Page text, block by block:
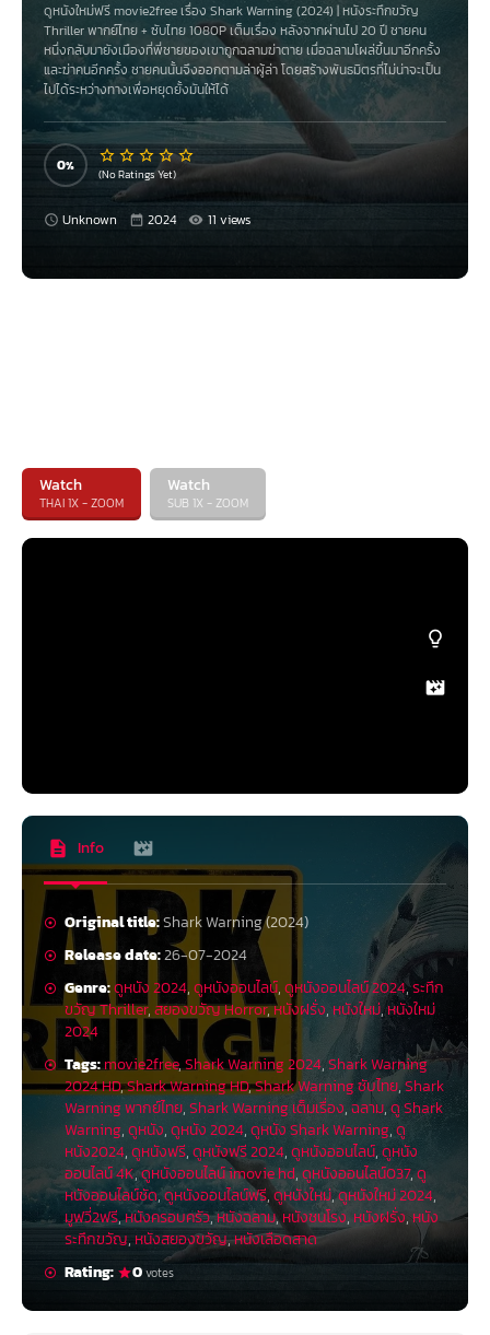
ดูหนังใหม่ฟรี movie2free เรื่อง Shark Warning (2024) |หนังระทึกขวัญ
Thrillerพากย์ไทย+ ซับไทย1080P เต็มเรื่อง หลังจากผ่านไป 20 ปี ชายคน
หนึ่งกลับมายังเมืองที่พี่ชายของเขาถูกฉลามฆ่าตายเมื่อฉลามโผล่ขึ้นมาอีกครั้ง
และฆ่าคนอีกครั้ง ชายคนนั้นจึงออกตามล่าผู้ล่า โดยสร้างพันธมิตรที่ไม่น่าจะเป็น
ไปได้ระหว่างทางเพื่อหยุดยั้งมันให้ได้
0 (No Ratings Yet)
Unknown 2024 11 views
Watch
THAI 1X - ZOOM
Watch
SUB 1X - ZOOM
Info
Original title:Shark Warning (2024)
Release date:26-07-2024
Genre:ดูหนัง 2024,ดูหนังออนไลน์,ดูหนังออนไลน์ 2024,ระทึก
ขวัญ Thriller,สยองขวัญ Horror,หนังฝรั่ง, หนังใหม่,หนังใหม่
2024
Tags:movie2free,Shark Warning 2024,Shark Warning
2024 HD,Shark Warning HD,Shark Warning ซับไทย,Shark
Warning พากย์ไทย,Shark Warning เต็มเรื่อง,ฉลาม,ดู Shark
Warning,ดูหนัง,ดูหนัง 2024,ดูหนัง Shark Warning,ดู
หนัง2024,ดูหนังฟรี,ดูหนังฟรี 2024,ดูหนังออนไลน์,ดูหนัง
ออนไลน์ 4K,ดูหนังออนไลน์ imovie hd,ดูหนังออนไลน์037,ดู
หนังออนไลน์ชัด,ดูหนังออนไลน์ฟรี,ดูหนังใหม่,ดูหนังใหม่ 2024,
มูฟวี่2ฟรี,หนังครอบครัว,หนังฉลาม,หนังชนโรง, หนังฝรั่ง,หนัง
ระทึกขวัญ, หนังสยองขวัญ,หนังเลือดสาด
Rating:
0votes